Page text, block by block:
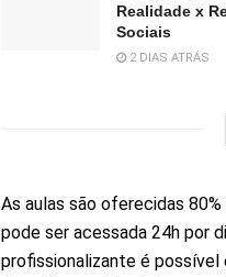
Realidade x
Sociais
2 DIAS ATRÁS
As aulas são oferecidas
pode ser acessada 24h por
profissionalizante é